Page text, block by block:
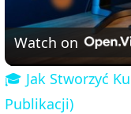
Watch on
🎓 Jak Stworzyć
Publikacji)